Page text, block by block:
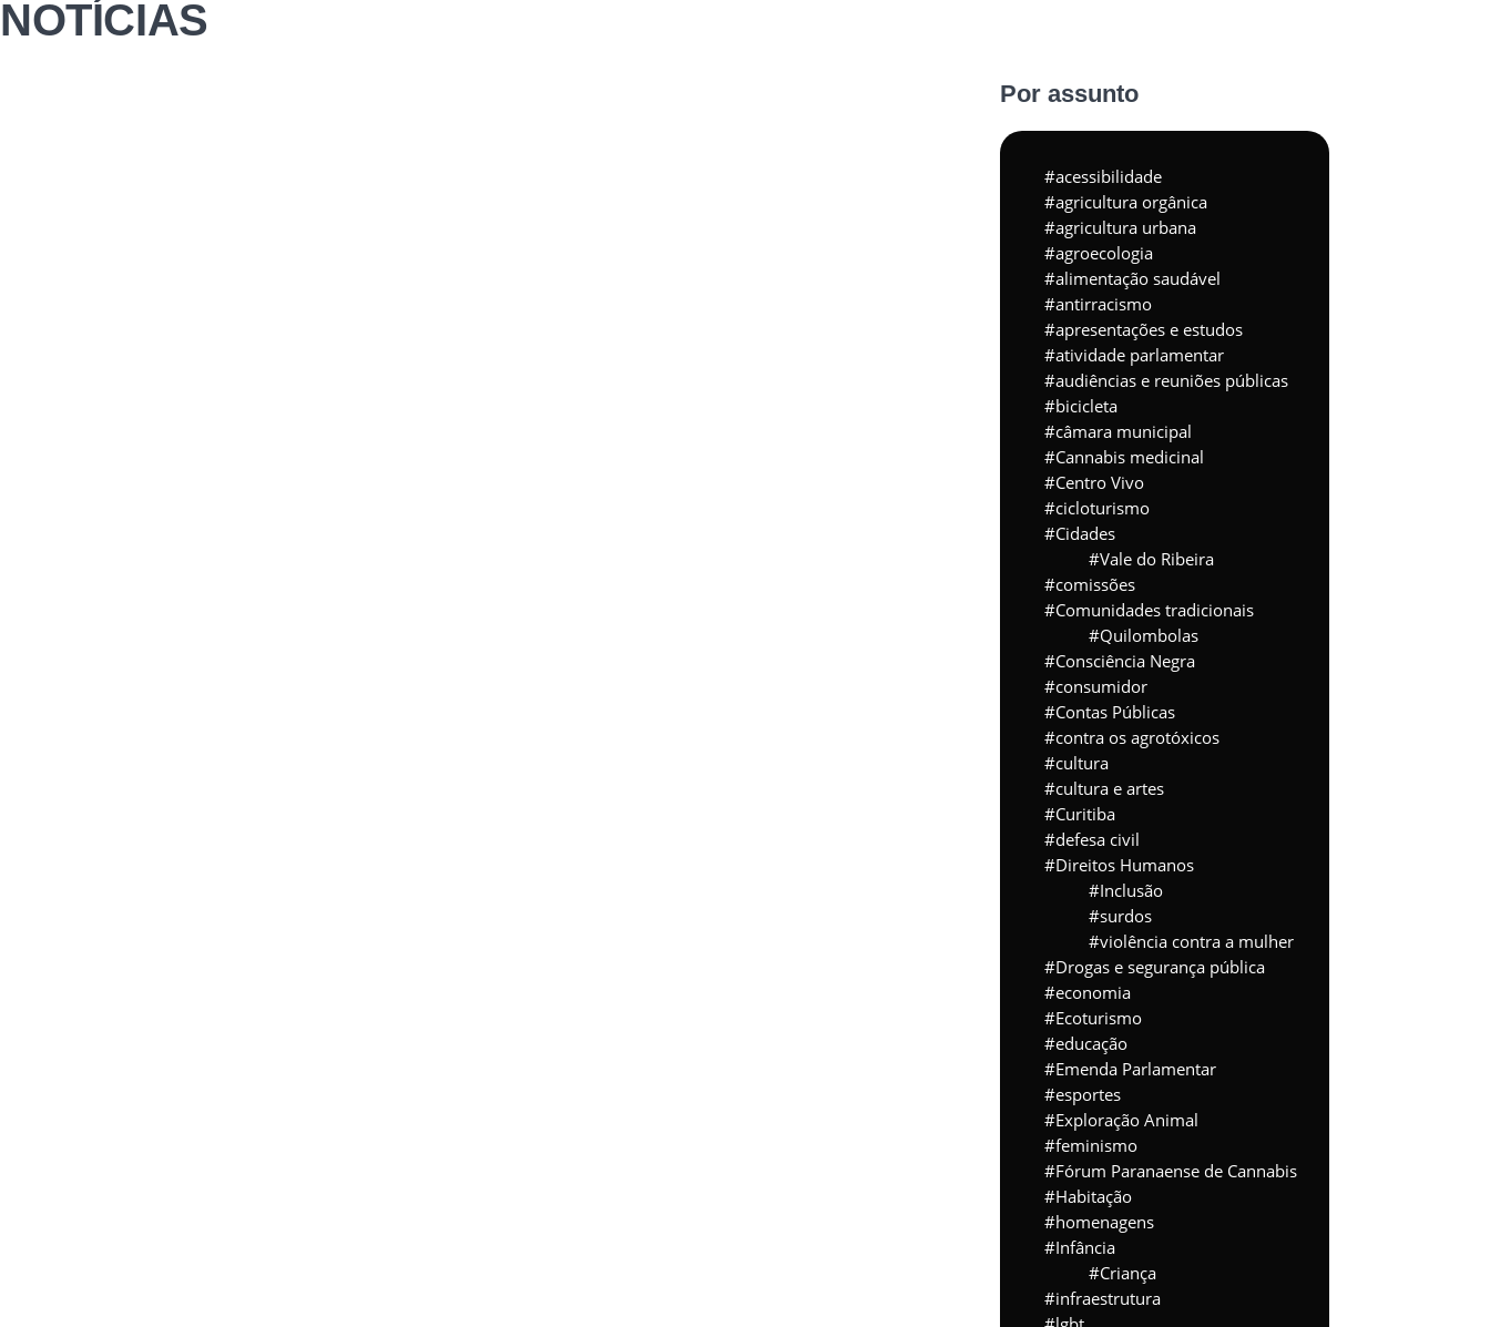
NOTÍCIAS
Por assunto
acessibilidade
agricultura orgânica
agricultura urbana
agroecologia
alimentação saudável
antirracismo
apresentações e estudos
atividade parlamentar
audiências e reuniões públicas
bicicleta
câmara municipal
Cannabis medicinal
Centro Vivo
cicloturismo
Cidades
Vale do Ribeira
comissões
Comunidades tradicionais
Quilombolas
Consciência Negra
consumidor
Contas Públicas
contra os agrotóxicos
cultura
cultura e artes
Curitiba
defesa civil
Direitos Humanos
Inclusão
surdos
violência contra a mulher
Drogas e segurança pública
economia
Ecoturismo
educação
Emenda Parlamentar
esportes
Exploração Animal
feminismo
Fórum Paranaense de Cannabis
Habitação
homenagens
Infância
Criança
infraestrutura